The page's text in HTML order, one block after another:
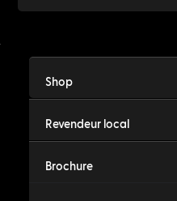
Shop
Revendeur local
Brochure